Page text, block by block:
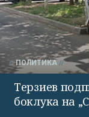
ПОЛИТИКА
Терзиев
боклука на